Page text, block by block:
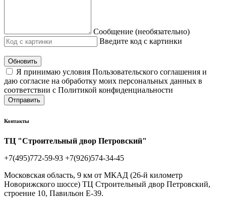
Сообщение (необязательно)
Введите код с картинки
Обновить
Я принимаю условия Пользовательского соглашения и
даю согласие на обработку моих персональных данных в
соответствии с Политикой конфиденциальности
Отправить
Контакты
ТЦ "Строительный двор Петровский"
+7(495)772-59-93 +7(926)574-34-45
Московская область, 9 км от МКАД (26-й километр
Новорижского шоссе) ТЦ Строительный двор Петровский,
строение 10, Павильон Е-39.